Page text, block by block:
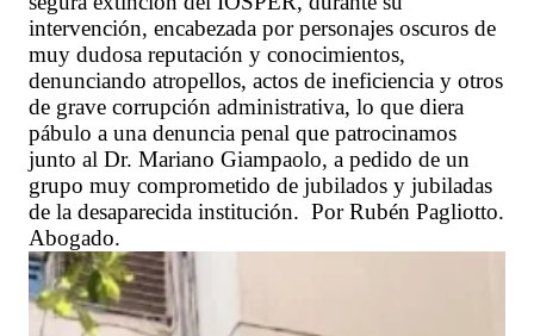
intervención, encabezada por personajes oscuros de
muy dudosa reputación y conocimientos,
denunciando atropellos, actos de ineficiencia y otros
de grave corrupción administrativa, lo que diera
pábulo a una denuncia penal que patrocinamos
junto al Dr. Mariano Giampaolo, a pedido de un
grupo muy comprometido de jubilados y jubiladas
de la desaparecida institución. Por Rubén Pagliotto.
Abogado.